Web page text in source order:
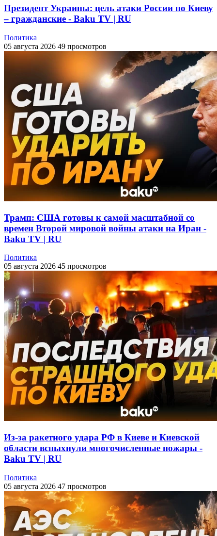
Президент Украины: цель атаки России по Киеву
– гражданские - Baku TV | RU
Политика
05 августа 2026 49 просмотров
Трамп: США готовы к самой масштабной со
времен Второй мировой войны атаки на Иран -
Baku TV | RU
Политика
05 августа 2026 45 просмотров
Из-за ракетного удара РФ в Киеве и Киевской
области вспыхнули многочисленные пожары -
Baku TV | RU
Политика
05 августа 2026 47 просмотров